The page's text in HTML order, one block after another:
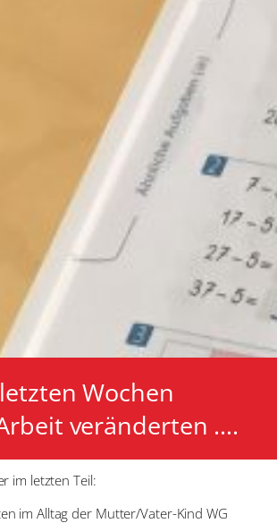
Wochen
veränderten ….
im letzten Teil:
im Alltag der Mutter/Vater-Kind WG